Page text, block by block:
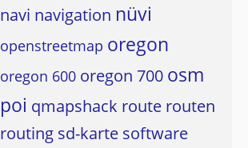
navi navigation nüvi
openstreetmap oregon
oregon 600 oregon 700 osm
poi qmapshack route routen
routing sd-karte software